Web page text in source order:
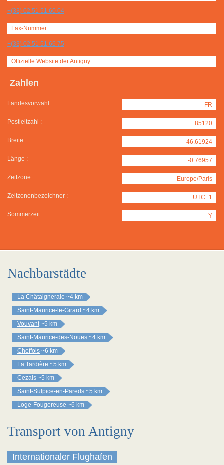
+(33) 02 51 51 60 04
Fax-Nummer
+(33) 02 51 51 66 75
Offizielle Website der Antigny
Zahlen
Landesvorwahl : FR
Postleitzahl : 85120
Breite : 46.61924
Länge : -0.76957
Zeitzone : Europe/Paris
Zeitzonenbezeichner : UTC+1
Sommerzeit : Y
Nachbarstädte
La Châtaigneraie ~4 km
Saint-Maurice-le-Girard ~4 km
Vouvant ~5 km
Saint-Maurice-des-Noues ~4 km
Cheffois ~6 km
La Tardière ~5 km
Cezais ~5 km
Saint-Sulpice-en-Pareds ~5 km
Loge-Fougereuse ~6 km
Transport von Antigny
Internationaler Flughafen